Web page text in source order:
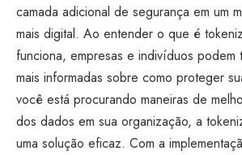
camada adicional de segurança em um
mais digital. Ao entender o que é
funciona, empresas e indivíduos podem
mais informadas sobre como proteger
você está procurando maneiras de
dos dados em sua organização, a
uma solução eficaz. Com a